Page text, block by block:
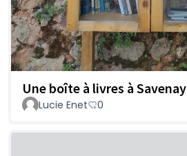
Une boîte à livres à Savenay
Lucie Enet 0